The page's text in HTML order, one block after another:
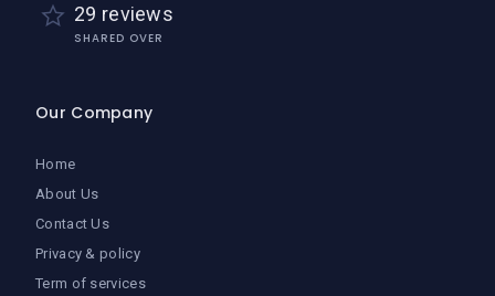
29 reviews
SHARED OVER
Our Company
Home
About Us
Contact Us
Privacy & policy
Term of services